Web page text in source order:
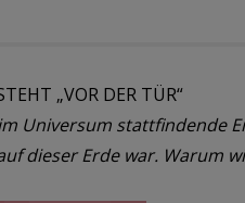
„VOR DER TÜR“
Universum stattfindende
dieser Erde war. Warum